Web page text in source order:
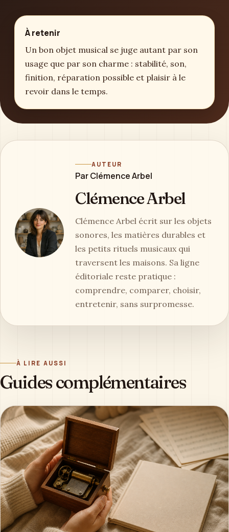
À retenir
Un bon objet musical se juge autant par son
usage que par son charme : stabilité, son,
finition, réparation possible et plaisir à le
revoir dans le temps.
AUTEUR
Par Clémence Arbel
Clémence Arbel
Clémence Arbel écrit sur les objets
sonores, les matières durables et
les petits rituels musicaux qui
traversent les maisons. Sa ligne
éditoriale reste pratique :
comprendre, comparer, choisir,
entretenir, sans surpromesse.
À LIRE AUSSI
Guides complémentaires